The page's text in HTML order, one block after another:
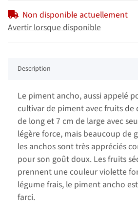
Non disponible actuellement
Avertir lorsque disponible
Description
Le piment ancho, aussi appelé
cultivar de piment avec fruits de
de long et 7 cm de large avec
légère force, mais beaucoup de
les anchos sont très appréciés
pour son goût doux. Les fruits
prennent une couleur violette
légume frais, le piment ancho
farci.